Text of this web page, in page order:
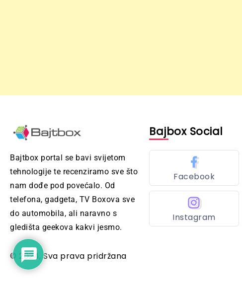
Bajtbox portal se bavi svijetom
tehnologije te recenziramo sve što
nam dođe pod povećalo. Od
telefona, gadgeta, TV Boxova sve
do automobila, ali naravno s
gledišta geekova kakvi jesmo.
© 2024, Sva prava pridržana
Bajbox Social
Facebook
Instagram